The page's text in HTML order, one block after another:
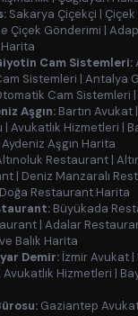
Sakarya Çiçekçi |
Çiçek Gönderimi |
Cam Sistemleri:
Sistemleri | Antalya
Cam Sistemleri |
Aşgın: Bartın Avukat |
| Avukatlık Hizmetleri |
Aşgın Harita
Restaurant |
| Deniz Manzaralı
Doğa Restaurant Harita
Büyükada
| Adalar
Balık Harita
Demir: İzmir Avukat |
Avukatlık Hizmetleri |
Gaziantep